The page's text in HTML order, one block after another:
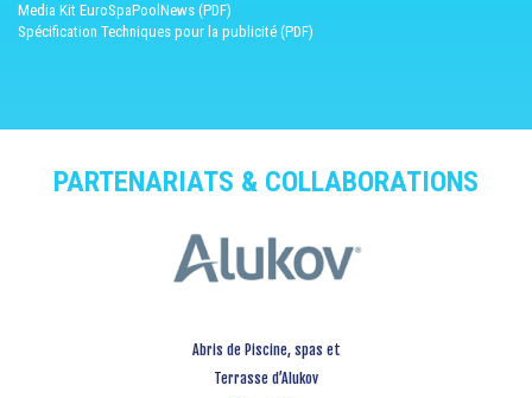
Media Kit EuroSpaPoolNews (PDF)
Spécification Techniques pour la publicité (PDF)
PARTENARIATS & COLLABORATIONS
Abris de Piscine, spas et
Terrasse d’Alukov